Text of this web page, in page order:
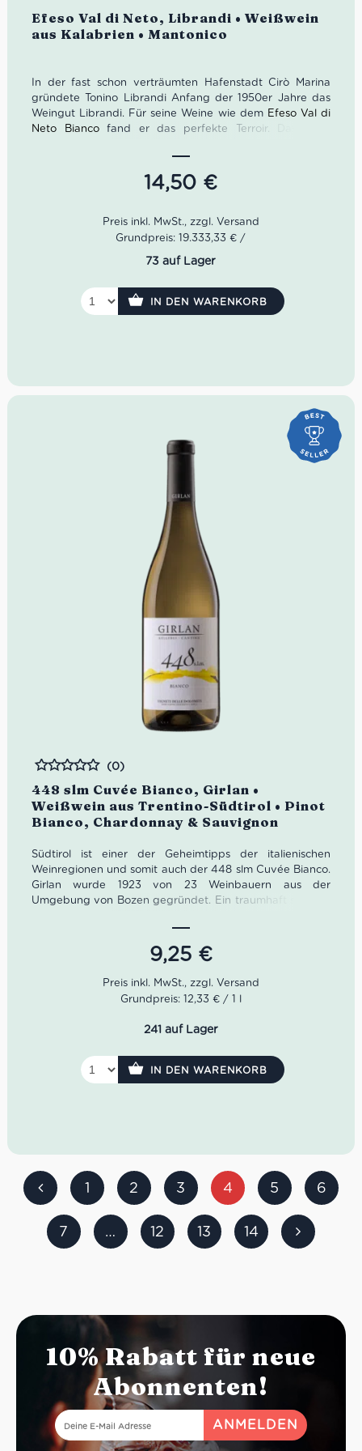
Efeso Val di Neto, Librandi • Weißwein
aus Kalabrien • Mantonico
In der fast schon verträumten Hafenstadt Cirò Marina
gründete Tonino Librandi Anfang der 1950er Jahre das
Weingut Librandi. Für seine Weine wie dem Efeso Val di
Neto Biancofand er das perfekte Terroir. Das Meer
speichert der lehmige Boden die nötige Feuchte für die
Reben während des heißen Tages.
Mantonico. Nach der Lese wird er zunächst im Barrique
vergoren. Anschließend reift er etwa acht Monate auf der
Glas leuchtet er strohgelb. Zudem offenbart das Bouquet
Honigmelone. Am Gaumen zeigt sich der Efeso Val di
Neto wunderbar stoffig, frisch sowie vollmundig. Das
stoffig, frisch, vollmundig,
Idealer Versandkarton: 21 Flaschen
14,50 €
Bewertet
mit5.00 von
5
Grundpreis: 19.333,33 € /
73 auf Lager
IN DEN WARENKORB
448 slm Cuvée Bianco, Girlan •
Weißwein aus Trentino-Südtirol • Pinot
Bianco, Chardonnay & Sauvignon
Bewertet
(0)
Südtirol ist einer der Geheimtipps der italienischen
Weinregionen und somit auch der 448 slm Cuvée Bianco.
Girlan wurde 1923 von 23 Weinbauern aus der
Umgebung von Bozen gegründet. Ein traumhaft schöner
Die alten Gemäuer der Kellergänge bieten optimale
Bedingungen für die Lagerung der Weine. Heute sind
etwa 200 Winzerfamilien Teil von Girlan. Kellermeister
Gerhard Kofler pflegt dafür einen regen Austausch.
Farbe: Strohgelb, grüne Reflexe
Geruch: tropische Früchte, Stachelbeere, Pfeffer
Geschmack: frisch, mineralisch, angenehme Säure
9,25 €
Grundpreis: 12,33 € / 1 l
241 auf Lager
IN DEN WARENKORB
1 2 3 4 5 6
7 … 12 13 14
10% Rabatt für neue
Abonnenten!